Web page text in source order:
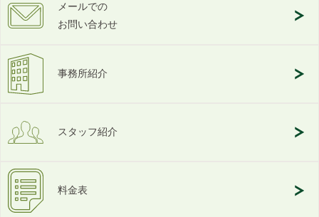
メールでの
お問い合わせ
事務所紹介
スタッフ紹介
料金表